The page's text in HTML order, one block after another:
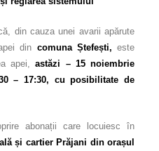
din cauza unei avarii apărute
din comuna Ștefești, este
apei,astăzi – 15 noiembrie
– 17:30, cu posibilitate de
abonații care locuiesc în
și cartier Prăjani din orașul